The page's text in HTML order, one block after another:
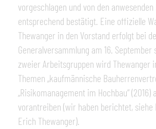
vorgeschlagen und von den
entsprechend bestätigt. Eine offizielle
Thewanger in den Vorstand erfolgt bei
Generalversammlung am 16.
zweier Arbeitsgruppen wird Thewanger
Themen „kaufmännische
„Risikomanagement im Hochbau“ (2016)
vorantreiben (wir haben berichtet,
Erich Thewanger).